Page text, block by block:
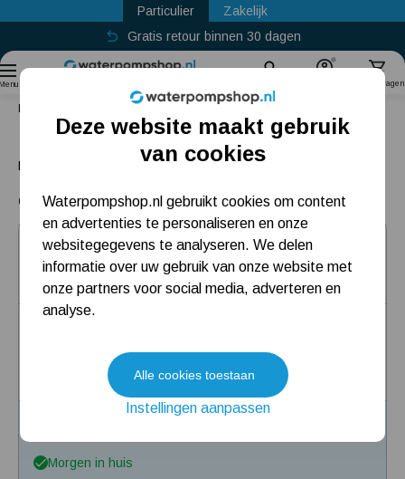
Particulier
Zakelijk
Gratis retour binnen 30 dagen
Winkelwagen
Hydrofoorpomp
Dompelpomp
Pompput
Meest gelezen blogs
Tuin besproeien? Lees hier welke tuinpomp u nodig heeft
Installatie van een beregenings- / hydrofoorpomp
Kelder / kruipruimte ondergelopen, wat nu?
Pomp voor waterornament
Een waterornament brengt rust en sfeer in uw tuin.
6 producten
Oase Aquarius Universal Classic 600
Opvoerhoogte: 1,2 meter
Capaciteit regelbaar: Manueel regelbaar
Morgen in huis
Deze website maakt gebruik
van cookies
Waterpompshop.nl gebruikt cookies om content
en advertenties te personaliseren en onze
websitegegevens te analyseren. We delen
informatie over uw gebruik van onze website met
onze partners voor social media, adverteren en
analyse.
Alle cookies toestaan
Instellingen aanpassen